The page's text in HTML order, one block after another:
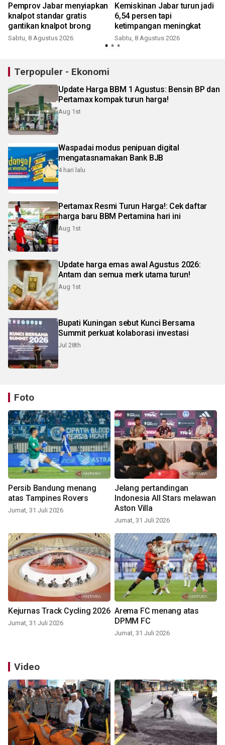
Pemprov Jabar menyiapkan
knalpot standar gratis
gantikan knalpot brong
Sabtu, 8 Agustus 2026
Kemiskinan Jabar turun jadi
6,54 persen tapi
ketimpangan meningkat
Sabtu, 8 Agustus 2026
Terpopuler - Ekonomi
Update Harga BBM 1 Agustus: Bensin BP dan
Pertamax kompak turun harga!
Aug 1st
Waspadai modus penipuan digital
mengatasnamakan Bank BJB
4 hari lalu
Pertamax Resmi Turun Harga!: Cek daftar
harga baru BBM Pertamina hari ini
Aug 1st
Update harga emas awal Agustus 2026:
Antam dan semua merk utama turun!
Aug 1st
Bupati Kuningan sebut Kunci Bersama
Summit perkuat kolaborasi investasi
Jul 28th
Foto
Persib Bandung menang
atas Tampines Rovers
Jumat, 31 Juli 2026
Jelang pertandingan
Indonesia All Stars melawan
Aston Villa
Jumat, 31 Juli 2026
Kejurnas Track Cycling 2026
Jumat, 31 Juli 2026
Arema FC menang atas
DPMM FC
Jumat, 31 Juli 2026
Video